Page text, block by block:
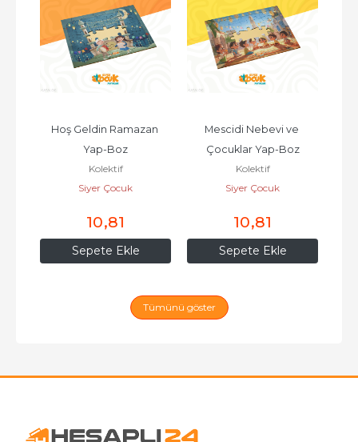
Sepete Ekle
Hoş Geldin Ramazan
Yap-Boz
Kolektif
Siyer Çocuk
10,81
Sepete Ekle
Mescidi Nebevi ve
Çocuklar Yap-Boz
Kolektif
Siyer Çocuk
10,81
Tümünü göster